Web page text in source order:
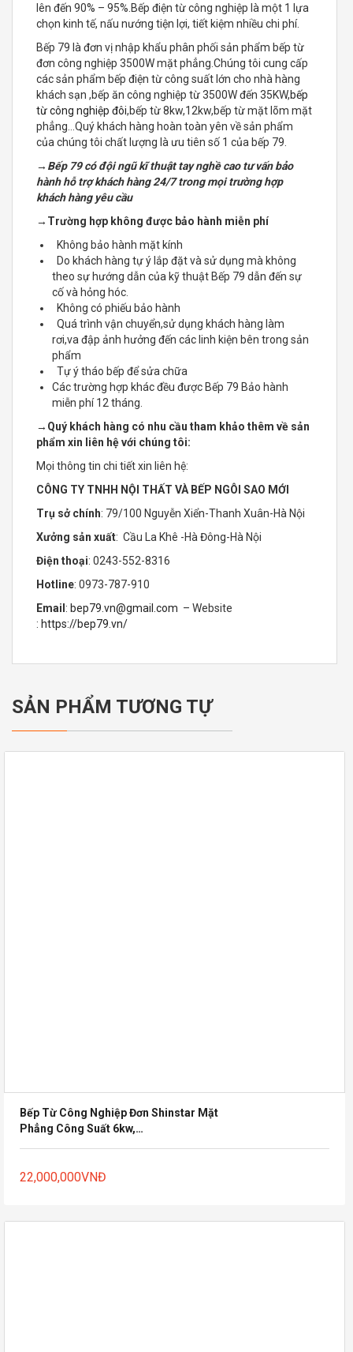
lên đến 90% – 95%.Bếp điện từ công nghiệp là một 1 lựa
chọn kinh tế, nấu nướng tiện lợi, tiết kiệm nhiều chi phí.
Bếp 79 là đơn vị nhập khẩu phân phối sản phẩm bếp từ
đơn công nghiệp 3500W mặt phẳng.Chúng tôi cung cấp
các sản phẩm bếp điện từ công suất lớn cho nhà hàng
khách sạn ,bếp ăn công nghiệp từ 3500W đến 35KW,bếp
từ công nghiệp đôi,bếp từ 8kw,12kw,bếp từ mặt lõm mặt
phẳng…Quý khách hàng hoàn toàn yên về sản phẩm
của chúng tôi chất lượng là ưu tiên số 1 của bếp 79.
→Bếp 79 có đội ngũ kĩ thuật tay nghề cao tư vấn bảo
hành hỗ trợ khách hàng 24/7 trong mọi trường hợp
khách hàng yêu cầu
→ Trường hợp không được bảo hành miễn phí
Không bảo hành mặt kính
Do khách hàng tự ý lắp đặt và sử dụng mà không
theo sự hướng dẫn của kỹ thuật Bếp 79 dẫn đến sự
cố và hỏng hóc.
Không có phiếu bảo hành
Quá trình vận chuyển,sử dụng khách hàng làm
rơi,va đập ảnh hưởng đến các linh kiện bên trong sản
phẩm
Tự ý tháo bếp để sửa chữa
Các trường hợp khác đều được Bếp 79 Bảo hành
miễn phí 12 tháng.
→ Quý khách hàng có nhu cầu tham khảo thêm về sản
phẩm xin liên hệ với chúng tôi:
Mọi thông tin chi tiết xin liên hệ:
CÔNG TY TNHH NỘI THẤT VÀ BẾP NGÔI SAO MỚI
Trụ sở chính: 79/100 Nguyễn Xiển-Thanh Xuân-Hà Nội
Xưởng sản xuất: Cầu La Khê -Hà Đông-Hà Nội
Điện thoại: 0243-552-8316
Hotline: 0973-787-910
Email : bep79.vn@gmail.com – Website
: https://bep79.vn/
SẢN PHẨM TƯƠNG TỰ
Bếp Từ Công Nghiệp Đơn Shinstar Mặt
Phẳng Công Suất 6kw,
22,000,000VNĐ